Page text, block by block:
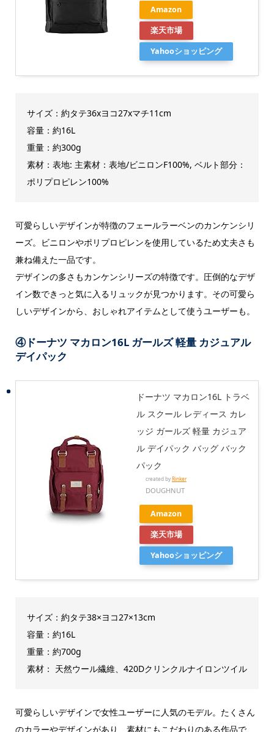
Amazon
楽天市場
Yahooショッピング
サイズ：約タテ36xヨコ27xマチ11cm
容量：約16L
重量：約300g
素材： 表地: 主素材：表地/ビニロンF100%, ベルト部分：
ポリプロピレン100%
可愛らしいデザインが特徴のフェールラーベンのカンケンシリ
ーズ。ビニロンやポリプロピレンを使用しているため丈夫さも
兼ね備えた一品です。
デザインの多さもカンケンシリーズの特徴です。圧倒的なデザ
イン数できっと気に入るリュックが見つかります。その可愛ら
しいデザインから、おしゃれアイテムとして使うユーザーも。
④ドーナツ マカロン16L ガールズ 軽量 カジュアル
デイパック
ドーナツ マカロン16L トラベ
ル スクール レディース カレ
ッジ ガールズ 軽量 カジュア
ル デイパック バッグ バック
パック
created byRinker
DOUGHNUT
Amazon
楽天市場
Yahooショッピング
サイズ：約タテ38×ヨコ27×13cm
容量：約16L
重量：約700g
素材： 天然ウール繊維、420Dクリンクルナイロンツイル
可愛らしいデザインで女性ユーザーに人気のモデル。たくさん
のカラーやデザインがあり、素材にもこだわりのある作品で